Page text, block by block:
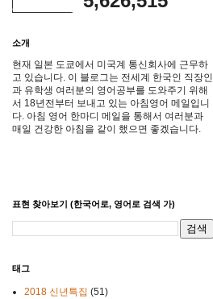
소개
현재 일본 도쿄에서 미국계 통신회사에 근무하
고 있습니다. 이 블로그는 전세계 한국인 직장인
과 유학생 여러분의 영어공부를 도와주기 위해
서 18년전부터 보내고 있는 아침영어 메일입니
다. 아침 영어 한마디 메일을 통해서 여러분과
매일 건강한 아침을 같이 했으면 좋겠습니다.
표현 찾아보기 (한국어로, 영어로 검색 가)
태그
2018 신년특집 (51)